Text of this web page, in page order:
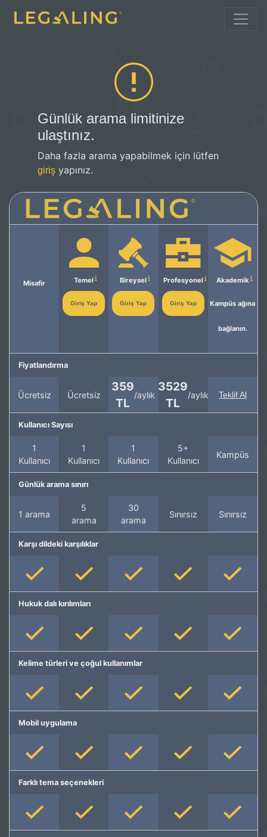
Günlük arama limitinize
ulaştınız.
Daha fazla arama yapabilmek için lütfen
giriş yapınız.
Misafir Temel
Giriş Yap
Bireysel
Giriş Yap
Profesyonel
Giriş Yap
Akademik
Kampüs ağına
bağlanın.
Fiyatlandırma
Ücretsiz Ücretsiz
359
TL
/aylık
3529
TL
/aylık Teklif Al
Kullanıcı Sayısı
1
Kullanıcı
1
Kullanıcı
1
Kullanıcı
5+
Kullanıcı
Kampüs
Günlük arama sınırı
1 arama
5
arama
30
arama
Sınırsız Sınırsız
Karşı dildeki karşılıklar
Hukuk dalı kırılımları
Kelime türleri ve çoğul kullanımlar
Mobil uygulama
Farklı tema seçenekleri